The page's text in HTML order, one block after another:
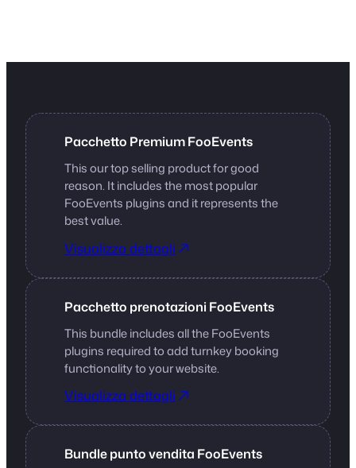
Pacchetto Premium FooEvents
This our top selling product for good
reason. It includes the most popular
FooEvents plugins and it represents the
best value.
Visualizza dettagli
Pacchetto prenotazioni FooEvents
This bundle includes all the FooEvents
plugins required to add turnkey booking
functionality to your website.
Visualizza dettagli
Bundle punto vendita FooEvents